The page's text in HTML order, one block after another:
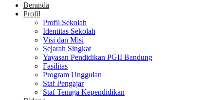
Beranda
Profil
Profil Sekolah
Identitas Sekolah
Visi dan Misi
Sejarah Singkat
Yayasan Pendidikan PGII Bandung
Fasilitas
Program Unggulan
Staf Pengajar
Staf Tenaga Kependidikan